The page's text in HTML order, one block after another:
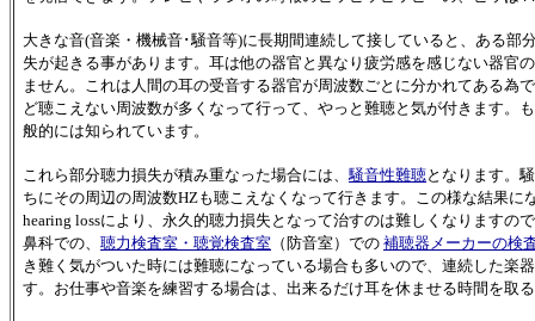
大きな音(音楽・機械音･騒音等)に長期間連続して接していると、ある
失が起きる事があります。耳は他の器官と異なり疲労感を感じない器官
ません。これは人間の耳の受音する器官が周波数ごとに分かれてある為
ど聴こえない周波数が多くなって行って、やっと難聴と気が付きます。
般的には知られています。
これら部分聴力損失が積み重なった場合には、 騒音性難聴となります。
ちにその周辺の周波数HZも聴こえなくなって行きます。この様な結果に
hearing lossにより、永久的聴力損失となって治すのは難しくなります
鼻科での、 聴力検査室・聴覚検査室 （防音室）での 補聴器メーカーの検
き難く気がついた時には難聴になっている場合も多いので、連続した楽
す。お仕事や音楽を練習する場合は、出来るだけ耳を休ませる時間を取